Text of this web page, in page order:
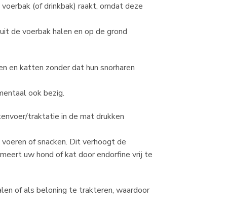
(of drinkbak) raakt, omdat deze
de voerbak halen en op de grond
en katten zonder dat hun snorharen
ook bezig.
traktatie in de mat drukken
of snacken. Dit verhoogt de
uw hond of kat door endorfine vrij te
of als beloning te trakteren, waardoor